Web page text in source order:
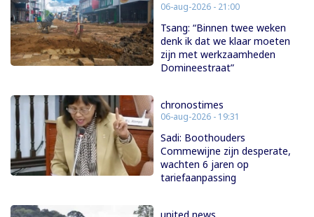
06-aug-2026 - 21:00
Tsang: “Binnen twee weken
denk ik dat we klaar moeten
zijn met werkzaamheden
Domineestraat”
chronostimes
06-aug-2026 - 19:31
Sadi: Boothouders
Commewijne zijn desperate,
wachten 6 jaren op
tariefaanpassing